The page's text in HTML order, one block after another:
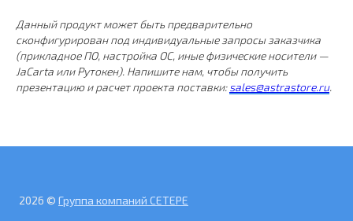
Данный продукт может быть предварительно
сконфигурирован под индивидуальные запросы заказчика
(прикладное ПО, настройка ОС, иные физические носители —
JaCarta или Рутокен). Напишите нам, чтобы получить
презентацию и расчет проекта поставки: sales@astrastore.ru.
2026 © Группа компаний СЕТЕРЕ